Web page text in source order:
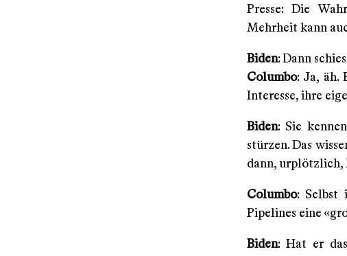
Presse: Die
Mehrheit kann
Biden: Dann
Columbo: Ja, äh.
Interesse, ihre
Biden: Sie
stürzen. Das
dann, urplötzlich,
Columbo: Selbst
Pipelines eine
Biden: Hat er